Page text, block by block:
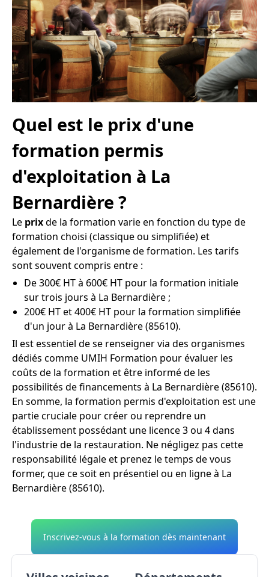
Quel est le prix d'une
formation permis
d'exploitation à La
Bernardière ?
Le prixde la formation varie en fonction du type de
formation choisi (classique ou simplifiée) et
également de l'organisme de formation. Les tarifs
sont souvent compris entre :
De 300€ HT à 600€ HT pour la formation initiale
sur trois jours à La Bernardière ;
200€ HT et 400€ HT pour la formation simplifiée
d'un jour à La Bernardière (85610).
Il est essentiel de se renseigner via des organismes
dédiés comme UMIH Formation pour évaluer les
coûts de la formation et être informé de les
possibilités de financements à La Bernardière (85610).
En somme, la formation permis d'exploitation est une
partie cruciale pour créer ou reprendre un
établissement possédant une licence 3 ou 4 dans
l'industrie de la restauration. Ne négligez pas cette
responsabilité légale et prenez le temps de vous
former, que ce soit en présentiel ou en ligne à La
Bernardière (85610).
Inscrivez-vous à la formation dès maintenant